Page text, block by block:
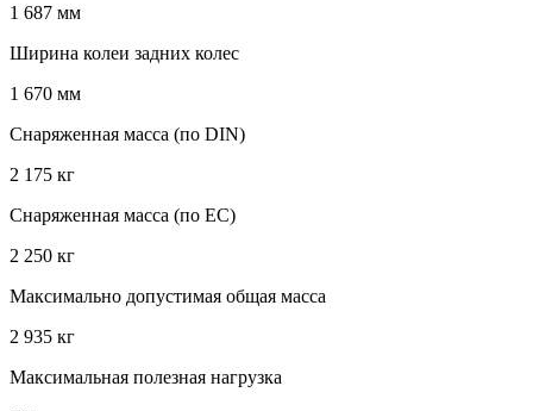
1 687 мм
Ширина колеи задних колес
1 670 мм
Снаряженная масса (по DIN)
2 175 кг
Снаряженная масса (по EC)
2 250 кг
Максимально допустимая общая масса
2 935 кг
Максимальная полезная нагрузка